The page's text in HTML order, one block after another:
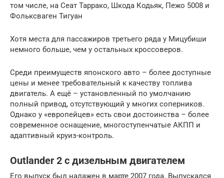
том числе, на Сеат Таррако, Шкода Кодьяк, Пежо 5008 и
Фольксваген Тигуан
Хотя места для пассажиров третьего ряда у Мицубиши
немного больше, чем у остальных кроссоверов.
Среди преимуществ японского авто – более доступные
цены и менее требовательный к качеству топлива
двигатель. А ещё – установленный по умолчанию
полный привод, отсутствующий у многих соперников.
Однако у «европейцев» есть свои достоинства – более
современное оснащение, многоступенчатые АКПП и
адаптивный круиз-контроль.
Outlander 2 с дизельным двигателем
Его выпуск был налажен в марте 2007 года. Выпускался